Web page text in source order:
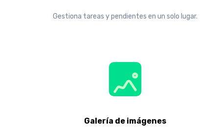
Gestiona tareas y pendientes en un solo lugar.
Galería de imágenes